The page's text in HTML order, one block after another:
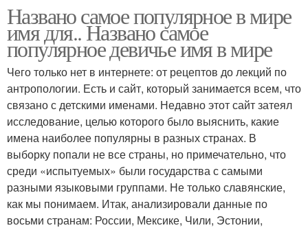
Названо самое популярное в мире
имя для.. Названо самое
популярное девичье имя в мире
Чего только нет в интернете: от рецептов до лекций по
антропологии. Есть и сайт, который занимается всем, что
связано с детскими именами. Недавно этот сайт затеял
исследование, целью которого было выяснить, какие
имена наиболее популярны в разных странах. В
выборку попали не все страны, но примечательно, что
среди «испытуемых» были государства с самыми
разными языковыми группами. Не только славянские,
как мы понимаем. Итак, анализировали данные по
восьми странам: России, Мексике, Чили, Эстонии,